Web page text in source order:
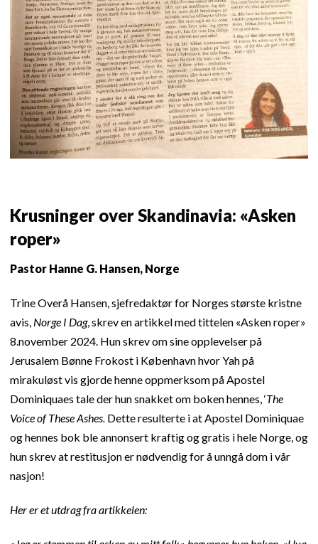
Krusninger over Skandinavia: «Asken
roper»
Pastor Hanne G. Hansen, Norge
Trine Overå Hansen, sjefredaktør for Norges største kristne
avis, Norge I Dag, skrev en artikkel med tittelen «Asken roper»
8.november 2024. Hun skrev om sine opplevelser på
Jerusalem Bønne Frokost i København hvor Yah på
mirakuløst vis gjorde henne oppmerksom på Apostel
Dominiquaes tale der hun snakket om boken hennes, ‘The
Voice of These Ashes. Dette resulterte i at Apostel Dominiquae
og hennes bok ble annonsert kraftig og gratis i hele Norge, og
hun skrev at restitusjon er nødvendig for å unngå dom i vår
nasjon!
Her er et utdrag fra artikkelen: